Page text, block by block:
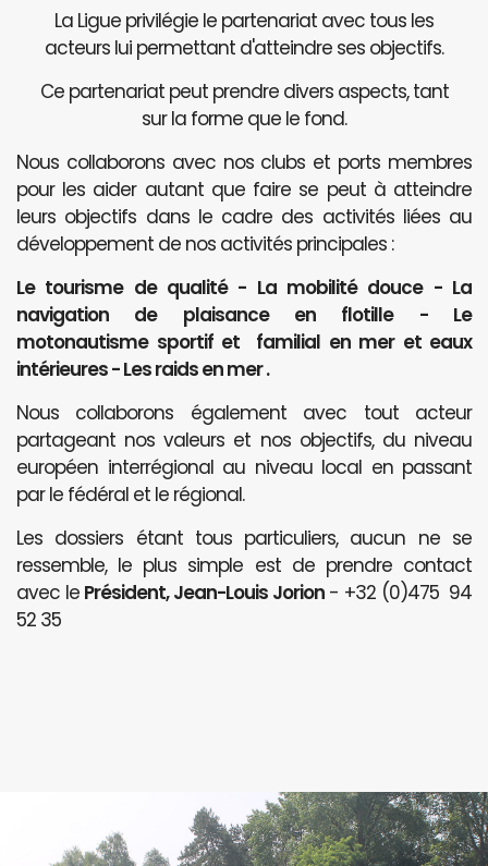
La Ligue privilégie le partenariat avec tous les
acteurs lui permettant d'atteindre ses objectifs.
Ce partenariat peut prendre divers aspects, tant
sur la forme que le fond.
Nous collaborons avec nos clubs et ports membres
pour les aider autant que faire se peut à atteindre
leurs objectifs dans le cadre des activités liées au
développement de nos activités principales :
Le tourisme de qualité - La mobilité douce - La
navigation de plaisance en flotille - Le
motonautisme sportif et familial en mer et eaux
intérieures - Les raids en mer .
Nous collaborons également avec tout acteur
partageant nos valeurs et nos objectifs, du niveau
européen interrégional au niveau local en passant
par le fédéral et le régional.
Les dossiers étant tous particuliers, aucun ne se
ressemble, le plus simple est de prendre contact
avec le Président, Jean-Louis Jorion- +32 (0)475 94
52 35